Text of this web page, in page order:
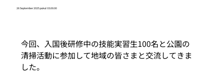
26 September 2025 pukul 03.00.00
今回、入国後研修中の技能実習生100名と公園の
清掃活動に参加して地域の皆さまと交流してきま
した。